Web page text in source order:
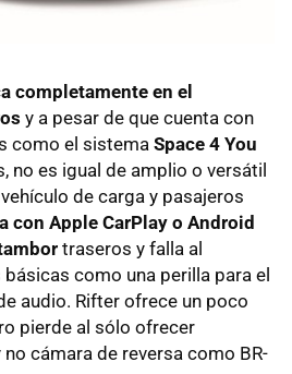
completamente en el
y a pesar de que cuenta con
como el sistema Space 4 You
no es igual de amplio o versátil
de carga y pasajeros
con Apple CarPlay o Android
traseros y falla al
como una perilla para el
audio. Rifter ofrece un poco
pierde al sólo ofrecer
cámara de reversa como BR-